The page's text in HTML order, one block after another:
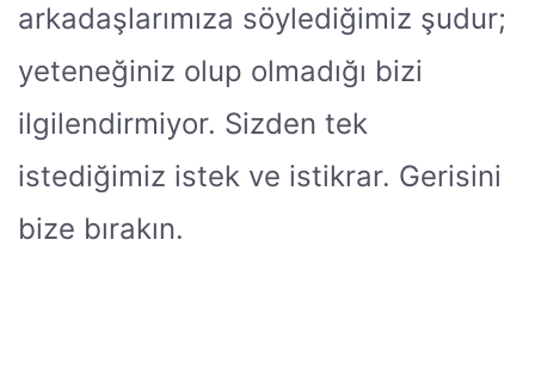
arkadaşlarımıza söylediğimiz şudur;
yeteneğiniz olup olmadığı bizi
ilgilendirmiyor. Sizden tek
istediğimiz istek ve istikrar. Gerisini
bize bırakın.